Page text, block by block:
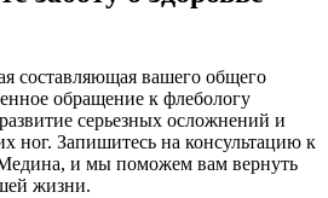
составляющая вашего общего
обращение к флебологу
серьезных осложнений и
ног. Запишитесь на консультацию к
и мы поможем вам вернуть
жизни.